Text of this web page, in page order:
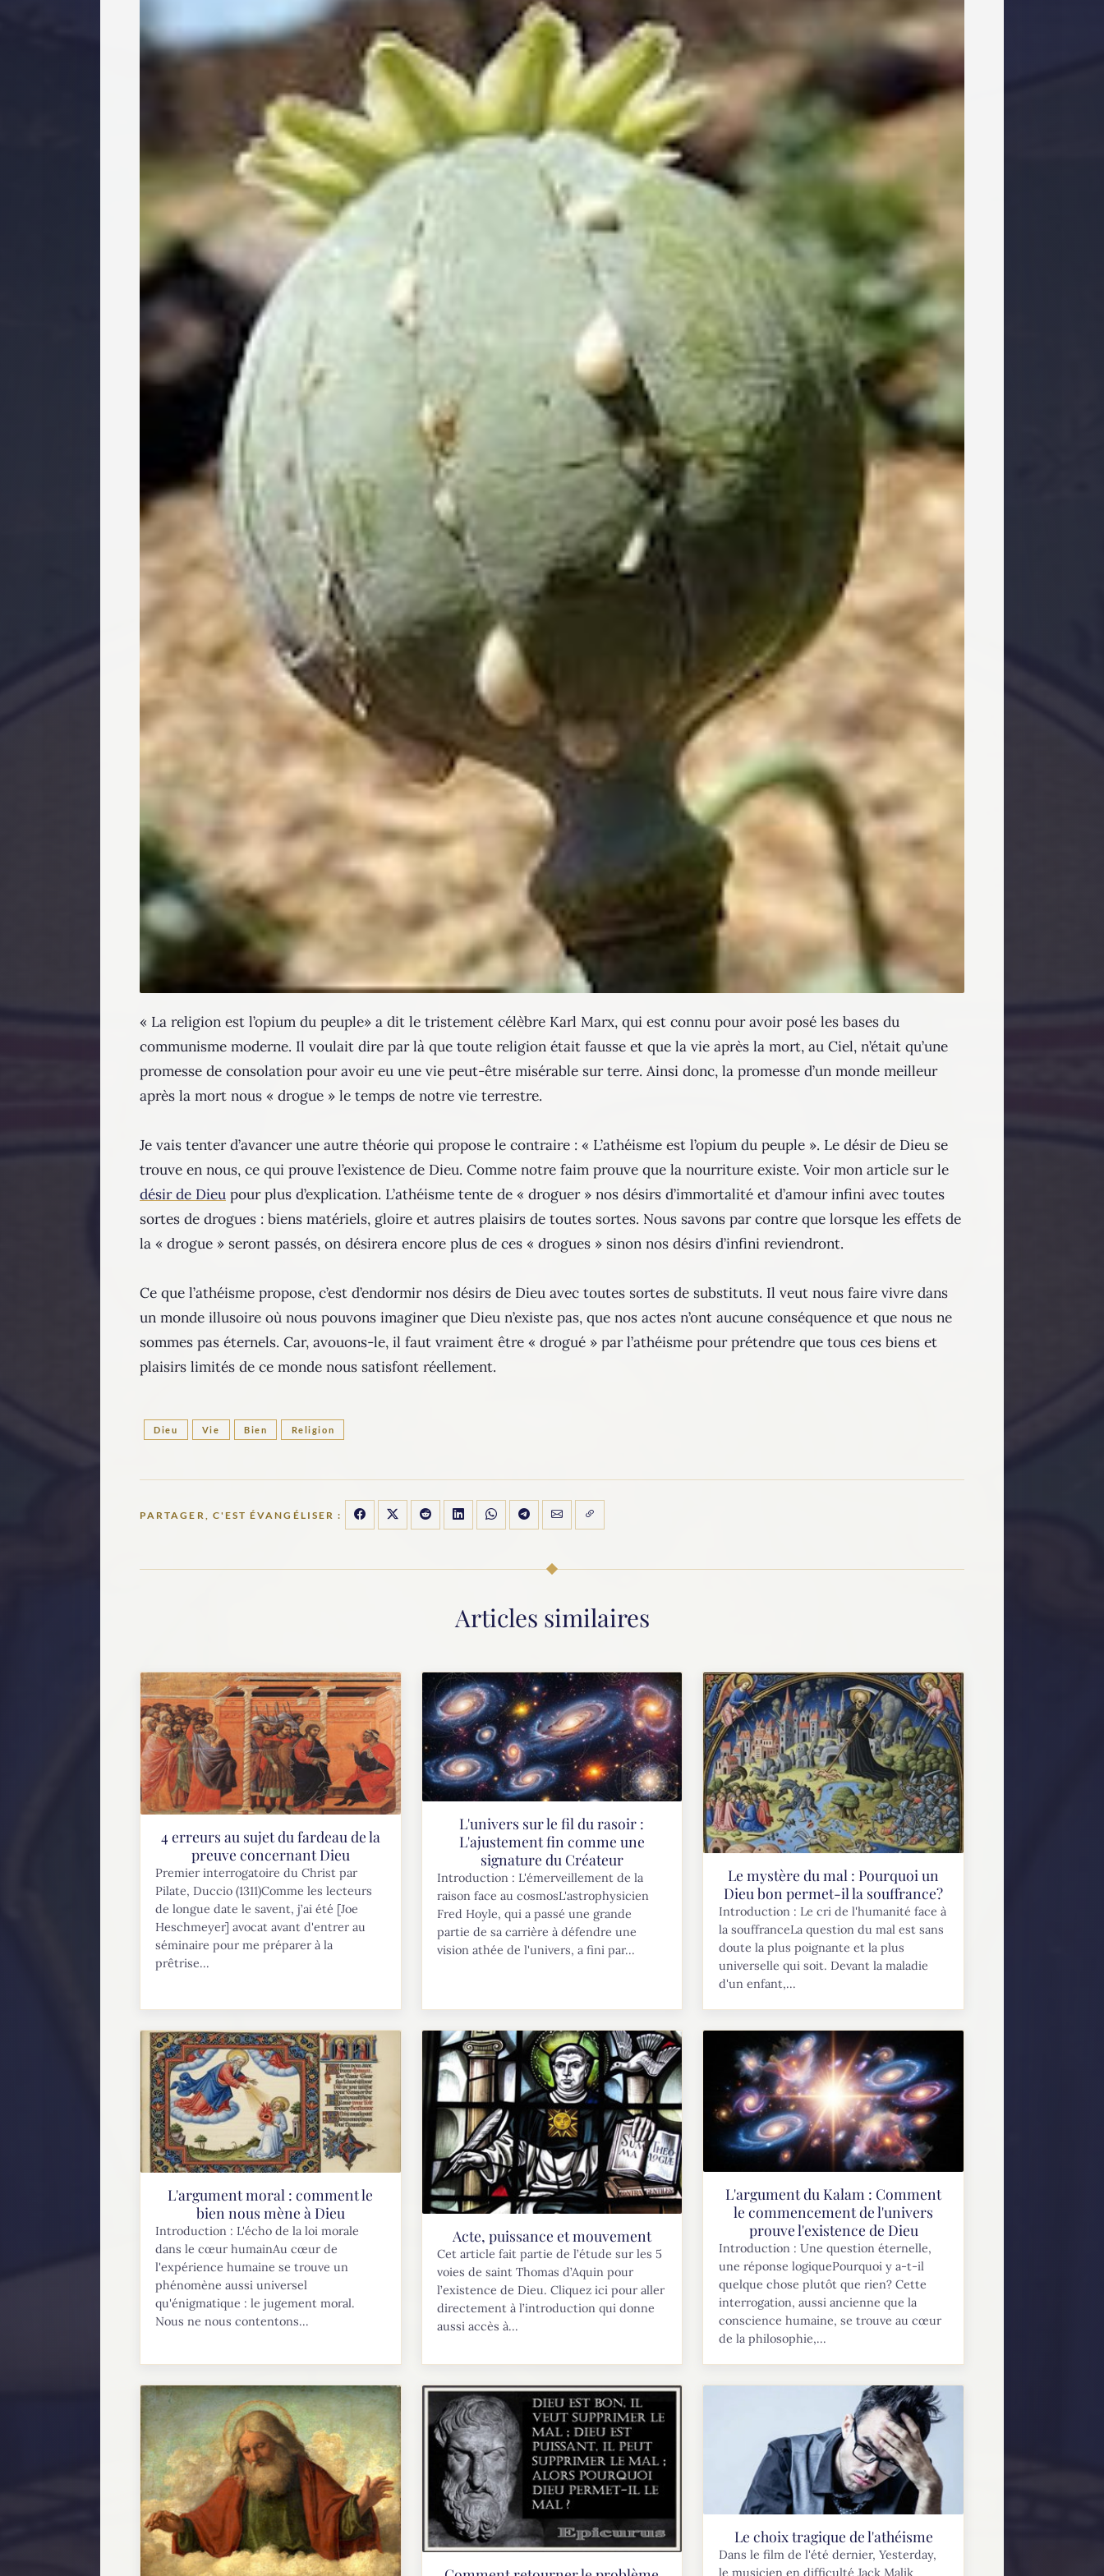
« La religion est l’opium du peuple» a dit le tristement célèbre Karl Marx, qui est connu pour avoir posé les bases du
communisme moderne. Il voulait dire par là que toute religion était fausse et que la vie après la mort, au Ciel, n’était qu’une
promesse de consolation pour avoir eu une vie peut-être misérable sur terre. Ainsi donc, la promesse d’un monde meilleur
après la mort nous « drogue » le temps de notre vie terrestre.
Je vais tenter d’avancer une autre théorie qui propose le contraire : « L’athéisme est l’opium du peuple ». Le désir de Dieu se
trouve en nous, ce qui prouve l’existence de Dieu. Comme notre faim prouve que la nourriture existe. Voir mon article sur le
désir de Dieu pour plus d’explication. L’athéisme tente de « droguer » nos désirs d’immortalité et d’amour infini avec toutes
sortes de drogues : biens matériels, gloire et autres plaisirs de toutes sortes. Nous savons par contre que lorsque les effets de
la « drogue » seront passés, on désirera encore plus de ces « drogues » sinon nos désirs d’infini reviendront.
Ce que l’athéisme propose, c’est d’endormir nos désirs de Dieu avec toutes sortes de substituts. Il veut nous faire vivre dans
un monde illusoire où nous pouvons imaginer que Dieu n’existe pas, que nos actes n’ont aucune conséquence et que nous ne
sommes pas éternels. Car, avouons-le, il faut vraiment être « drogué » par l’athéisme pour prétendre que tous ces biens et
plaisirs limités de ce monde nous satisfont réellement.
Dieu Vie Bien Religion
PARTAGER, C'EST ÉVANGÉLISER :
Articles similaires
4 erreurs au sujet du fardeau de la
preuve concernant Dieu
Premier interrogatoire du Christ par
Pilate, Duccio (1311)Comme les lecteurs
de longue date le savent, j’ai été [Joe
Heschmeyer] avocat avant d'entrer au
séminaire pour me préparer à la
prêtrise...
L'univers sur le fil du rasoir :
L'ajustement fin comme une
signature du Créateur
Introduction : L'émerveillement de la
raison face au cosmosL'astrophysicien
Fred Hoyle, qui a passé une grande
partie de sa carrière à défendre une
vision athée de l'univers, a fini par...
Le mystère du mal : Pourquoi un
Dieu bon permet-il la souffrance?
Introduction : Le cri de l'humanité face à
la souffranceLa question du mal est sans
doute la plus poignante et la plus
universelle qui soit. Devant la maladie
d'un enfant,...
L'argument moral : comment le
bien nous mène à Dieu
Introduction : L'écho de la loi morale
dans le cœur humainAu cœur de
l'expérience humaine se trouve un
phénomène aussi universel
qu'énigmatique : le jugement moral.
Nous ne nous contentons...
Acte, puissance et mouvement
Cet article fait partie de l’étude sur les 5
voies de saint Thomas d’Aquin pour
l’existence de Dieu. Cliquez ici pour aller
directement à l’introduction qui donne
aussi accès à...
L'argument du Kalam : Comment
le commencement de l'univers
prouve l'existence de Dieu
Introduction : Une question éternelle,
une réponse logiquePourquoi y a-t-il
quelque chose plutôt que rien? Cette
interrogation, aussi ancienne que la
conscience humaine, se trouve au cœur
de la philosophie,...
Le choix tragique de l'athéisme
Dans le film de l'été dernier, Yesterday,